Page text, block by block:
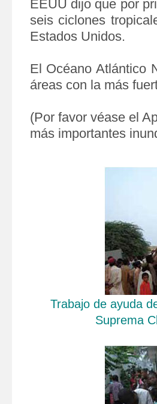
EEUU dijo que por
seis ciclones
Estados Unidos.
El Océano Atlántico
áreas con la más
(Por favor véase el
más importantes
Trabajo de ayuda
Suprema